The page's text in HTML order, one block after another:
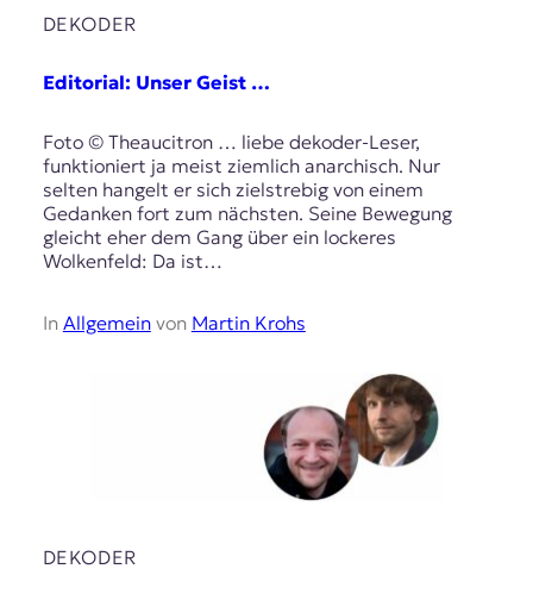
DEKODER
Editorial: Unser Geist …
Foto © Theaucitron … liebe dekoder-Leser,
funktioniert ja meist ziemlich anarchisch. Nur
selten hangelt er sich zielstrebig von einem
Gedanken fort zum nächsten. Seine Bewegung
gleicht eher dem Gang über ein lockeres
Wolkenfeld: Da ist…
In Allgemeinvon Martin Krohs
DEKODER